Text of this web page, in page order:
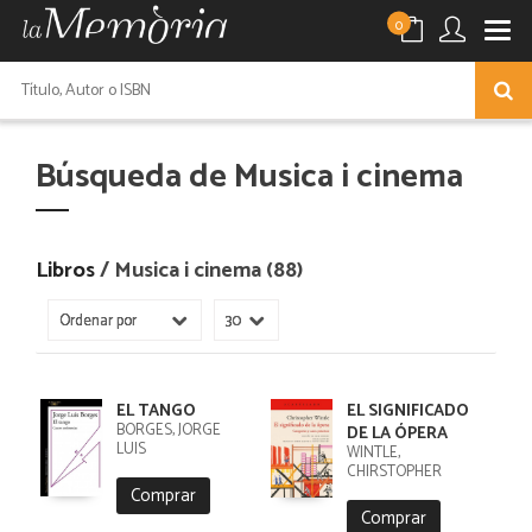
0
Búsqueda de Musica i cinema
Libros/ Musica i cinema (88)
EL TANGO
BORGES, JORGE
LUIS
Comprar
EL SIGNIFICADO
DE LA ÓPERA
WINTLE,
CHIRSTOPHER
Comprar